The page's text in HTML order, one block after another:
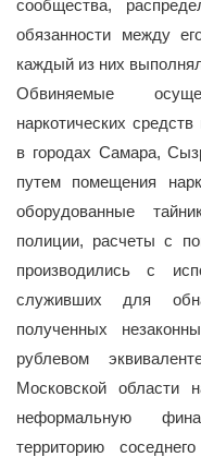
сообщества,
обязанности между
каждый из них
Обвиняемые
наркотических
в городах Самара,
путем помещения
оборудованные
полиции, расчеты с
производились с
служивших для
полученных
рублевом
Московской области
неформальную
территорию